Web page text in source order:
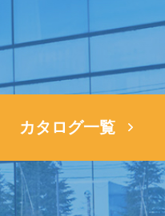
カタログ一覧